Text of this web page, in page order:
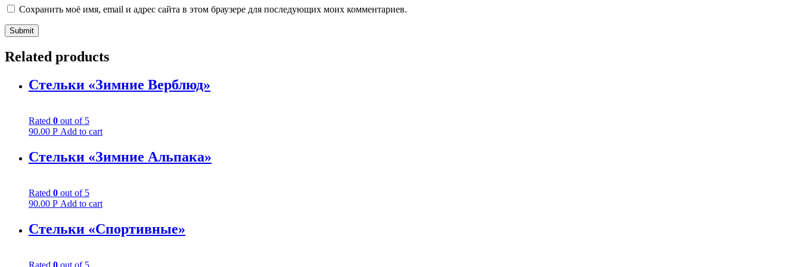
Сохранить моё имя, email и адрес сайта в этом браузере для последующих моих комментариев.
Related products
Стельки «Зимние Верблюд»
Rated 0 out of 5
90.00 Р Add to cart
Стельки «Зимние Альпака»
Rated 0 out of 5
90.00 Р Add to cart
Стельки «Спортивные»
Rated 0 out of 5